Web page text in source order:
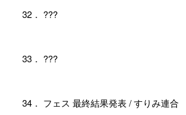
32． ???
33． ???
34． フェス 最終結果発表 / すりみ連合